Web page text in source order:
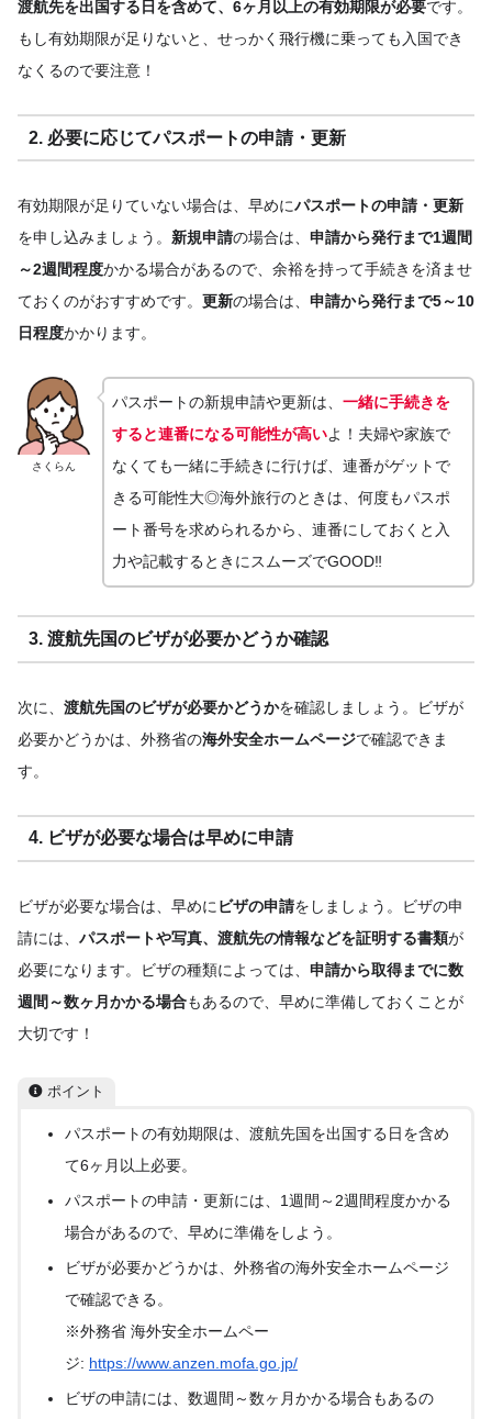
渡航先を出国する日を含めて、6ヶ月以上の有効期限が必要です。
もし有効期限が足りないと、せっかく飛行機に乗っても入国でき
なくるので要注意！
2. 必要に応じてパスポートの申請・更新
有効期限が足りていない場合は、早めにパスポートの申請・更新
を申し込みましょう。 新規申請の場合は、 申請から発行まで1週間
～2週間程度かかる場合があるので、余裕を持って手続きを済ませ
ておくのがおすすめです。 更新の場合は、 申請から発行まで5～10
日程度かかります。
さくらん
パスポートの新規申請や更新は、 一緒に手続きを
すると連番になる可能性が高いよ！夫婦や家族で
なくても一緒に手続きに行けば、連番がゲットで
きる可能性大◎海外旅行のときは、何度もパスポ
ート番号を求められるから、連番にしておくと入
力や記載するときにスムーズでGOOD‼
3. 渡航先国のビザが必要かどうか確認
次に、 渡航先国のビザが必要かどうかを確認しましょう。ビザが
必要かどうかは、外務省の海外安全ホームページで確認できま
す。
4. ビザが必要な場合は早めに申請
ビザが必要な場合は、早めに ビザの申請をしましょう。ビザの申
請には、 パスポートや写真、渡航先の情報などを証明する書類が
必要になります。ビザの種類によっては、 申請から取得までに数
週間～数ヶ月かかる場合もあるので、早めに準備しておくことが
大切です！
ポイント
パスポートの有効期限は、渡航先国を出国する日を含め
て6ヶ月以上必要。
パスポートの申請・更新には、1週間～2週間程度かかる
場合があるので、早めに準備をしよう。
ビザが必要かどうかは、外務省の海外安全ホームページ
で確認できる。
※外務省 海外安全ホームペー
ジ: https://www.anzen.mofa.go.jp/
ビザの申請には、数週間～数ヶ月かかる場合もあるの